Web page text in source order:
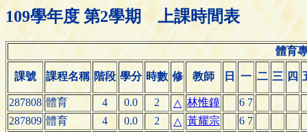
109學年度 第2學期 上課時間表
體育
課號 課程名稱 階段 學分 時數 修 教師 日 一 二 三 四
287808 體育 4 0.0 2 △ 林惟鐘
6 7
287809 體育 4 0.0 2 △ 黃耀宗
6 7